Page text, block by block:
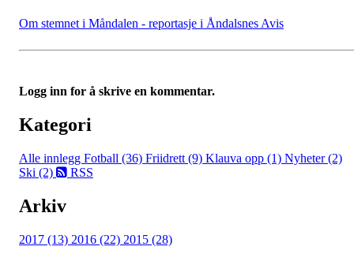
Om stemnet i Måndalen - reportasje i Åndalsnes Avis
Logg inn for å skrive en kommentar.
Kategori
Alle innlegg Fotball (36) Friidrett (9) Klauva opp (1) Nyheter (2)
Ski (2)
RSS
Arkiv
2017 (13) 2016 (22) 2015 (28)